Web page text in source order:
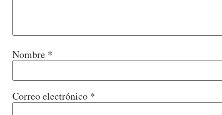
Nombre *
Correo electrónico *